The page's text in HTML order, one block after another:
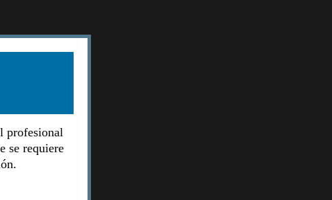
profesional
se requiere